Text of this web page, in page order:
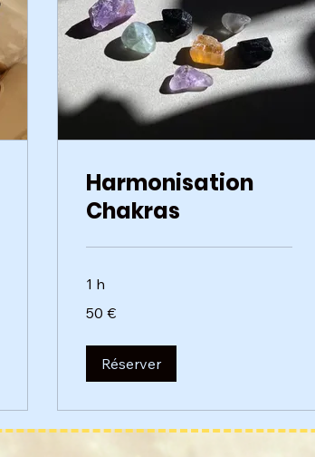
Harmonisation
Chakras
1 h
euros
50 €
Réserver